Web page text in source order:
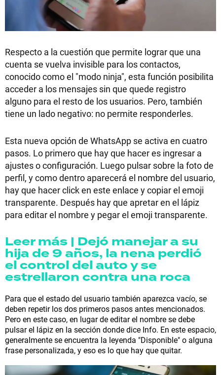
Respecto a la cuestión que permite lograr que una
cuenta se vuelva invisible para los contactos,
conocido como el "modo ninja", esta función posibilita
acceder a los mensajes sin que quede registro
alguno para el resto de los usuarios. Pero, también
tiene un lado negativo: no permite responderles.
Esta nueva opción de WhatsApp se activa en cuatro
pasos. Lo primero que hay que hacer es ingresar a
ajustes o configuración. Luego pulsar sobre la foto de
perfil, y como dentro aparecerá el nombre del usuario,
hay que hacer click en este enlace y copiar el emoji
transparente. Después hay que apretar en el lápiz
para editar el nombre y pegar el emoji transparente.
Leer más | Dejó manejar a su
hija de 9 años, la nena perdió
el control del auto y se
estrellaron contra una roca
Para que el estado del usuario también aparezca vacío, se
deben repetir los dos primeros pasos antes mencionados.
Pero en este caso, en lugar de editar el nombre se debe
pulsar el lápiz en la sección donde dice Info. En este espacio,
generalmente se encuentra la leyenda "Disponible" o alguna
frase personalizada, y eso es lo que hay que quitar.